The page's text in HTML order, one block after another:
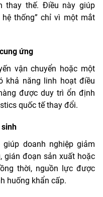
thay thế. Điều này giúp
thống” chỉ vì một mắt
ứng
vận chuyển hoặc một
khả năng linh hoạt điều
được duy trì ổn định
quốc tế thay đổi.
sinh
doanh nghiệp giảm
gián đoạn sản xuất hoặc
thời, nguồn lực được
huống khẩn cấp.